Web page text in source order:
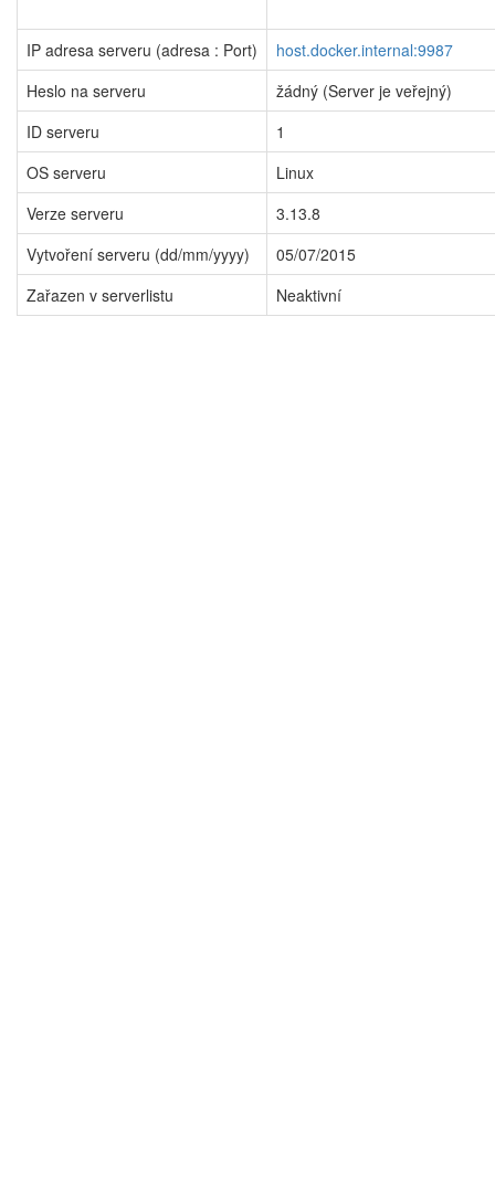
IP adresa serveru (adresa : Port)
host.docker.internal:9987
Heslo na serveru
žádný (Server je veřejný)
ID serveru
1
OS serveru
Linux
Verze serveru
3.13.8
Vytvoření serveru (dd/mm/yyyy)
05/07/2015
Zařazen v serverlistu
Neaktivní